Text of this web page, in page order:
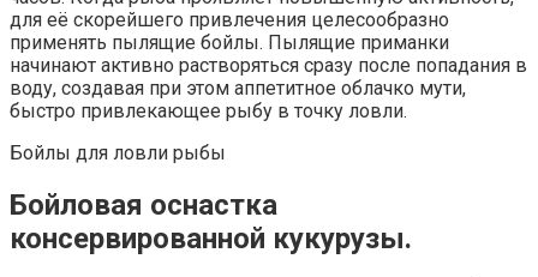
для её скорейшего привлечения целесообразно
применять пылящие бойлы. Пылящие приманки
начинают активно растворяться сразу после попадания в
воду, создавая при этом аппетитное облачко мути,
быстро привлекающее рыбу в точку ловли.
Бойлы для ловли рыбы
Бойловая оснастка
консервированной кукурузы.